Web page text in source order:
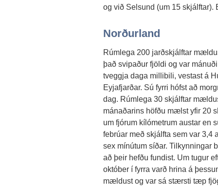
og við Selsund (um 15
Norðurland
Rúmlega 200 jarðskjálftar
það svipaður fjöldi og var
tveggja daga millibili, vestast á
Eyjafjarðar. Sú fyrri hófst að
dag. Rúmlega 30 skjálftar
mánaðarins höfðu mælst yfir 20
um fjórum kílómetrum austar en
febrúar með skjálfta sem var
sex mínútum síðar. Tilkynningar
að þeir hefðu fundist. Um tugur
október í fyrra varð hrina á
mældust og var sá stærsti tæp